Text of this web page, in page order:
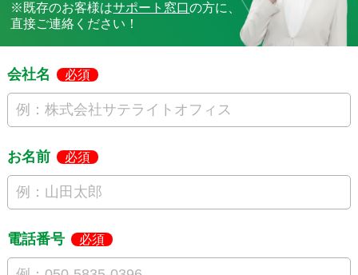
※既存のお客様はサポート窓口の方に、
直接ご連絡ください！
会社名 必須
お名前 必須
電話番号 必須